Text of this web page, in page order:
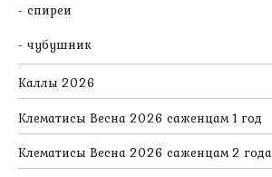
спиреи
чубушник
Каллы 2026
Клематисы Весна 2026 саженцам 1 год
Клематисы Весна 2026 саженцам 2 года